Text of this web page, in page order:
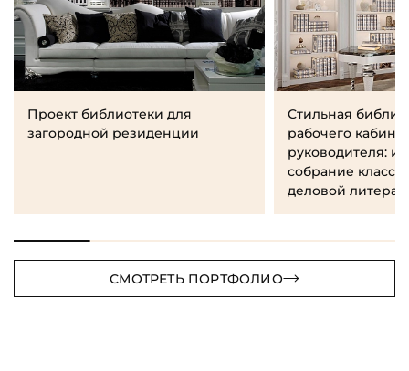
Проект библиотеки для
загородной резиденции
Стильная
рабочего
руководителя:
собрание
деловой
СМОТРЕТЬ ПОРТФОЛИО